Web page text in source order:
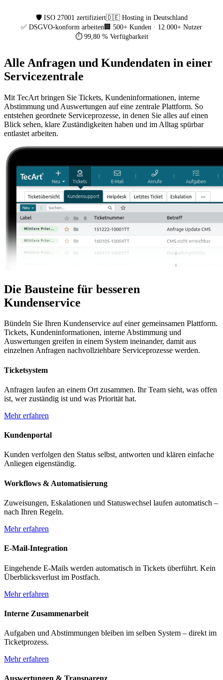
🛡️ ISO 27001 zertifiziert🇩🇪 Hosting in Deutschland
✅ DSGVO-konform arbeiten 🏢 500+ Kunden · 12.000+ Nutzer
⏱️ 99,80 % Verfügbarkeit
Alle Anfragen und Kundendaten in einer
Servicezentrale
Mit TecArt bringen Sie Tickets, Kundeninformationen, interne
Abstimmung und Auswertungen auf eine zentrale Plattform. So
entstehen geordnete Serviceprozesse, in denen Sie alles auf einen
Blick sehen, klare Zuständigkeiten haben und im Alltag spürbar
entlastet arbeiten.
Die Bausteine für besseren
Kundenservice
Bündeln Sie Ihren Kundenservice auf einer gemeinsamen Plattform.
Tickets, Kundeninformationen, interne Abstimmung und
Auswertungen greifen in einem System ineinander, damit aus
einzelnen Anfragen nachvollziehbare Serviceprozesse werden.
Ticketsystem
Anfragen laufen an einem Ort zusammen. Ihr Team sieht, was offen
ist, wer zuständig ist und was Priorität hat.
Mehr erfahren
Kundenportal
Kunden verfolgen den Status selbst, antworten und klären einfache
Anliegen eigenständig.
Workflows & Automatisierung
Zuweisungen, Eskalationen und Statuswechsel laufen automatisch –
nach Ihren Regeln.
Mehr erfahren
E-Mail-Integration
Eingehende E-Mails werden automatisch in Tickets überführt. Kein
Überblicksverlust im Postfach.
Mehr erfahren
Interne Zusammenarbeit
Aufgaben und Abstimmungen bleiben im selben System – direkt im
Ticketprozess.
Mehr erfahren